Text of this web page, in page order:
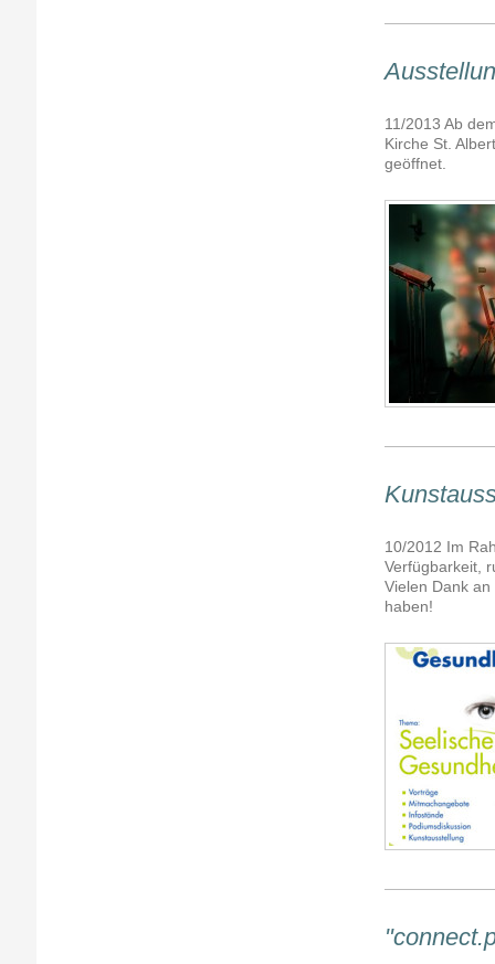
11/2013 Ab
Kirche St.
geöffnet.
10/2012 Im
Verfügbarkeit,
Vielen Dank
haben!